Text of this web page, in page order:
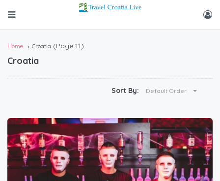
Home Croatia (Page 11)
Croatia
Sort By: Default Order